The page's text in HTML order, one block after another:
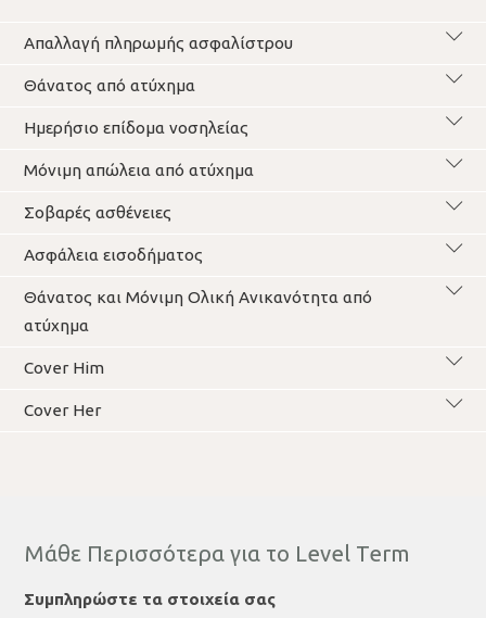
Απαλλαγή πληρωμής ασφαλίστρου
Θάνατος από ατύχημα
Ημερήσιο επίδομα νοσηλείας
Μόνιμη απώλεια από ατύχημα
Σοβαρές ασθένειες
Ασφάλεια εισοδήματος
Θάνατος και Μόνιμη Ολική Ανικανότητα από
ατύχημα
Cover Him
Cover Her
Μάθε Περισσότερα για το Level Term
Συμπληρώστε τα στοιχεία σας